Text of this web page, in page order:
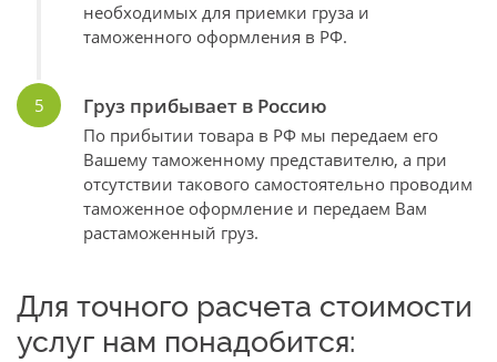
необходимых для приемки груза и
таможенного оформления в РФ.
Груз прибывает в Россию
По прибытии товара в РФ мы передаем его
Вашему таможенному представителю, а при
отсутствии такового самостоятельно проводим
таможенное оформление и передаем Вам
растаможенный груз.
Для точного расчета стоимости
услуг нам понадобится: